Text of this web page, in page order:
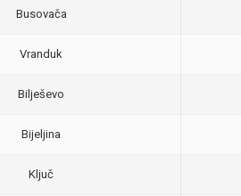
Busovača
Vranduk
Bilješevo
Bijeljina
Ključ